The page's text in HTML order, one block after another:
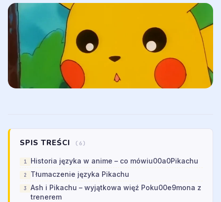
SPIS TREŚCI (6)
Historia języka w anime – co mówiu00a0Pikachu
Tłumaczenie języka Pikachu
Ash i Pikachu – wyjątkowa więź Poku00e9mona z
trenerem